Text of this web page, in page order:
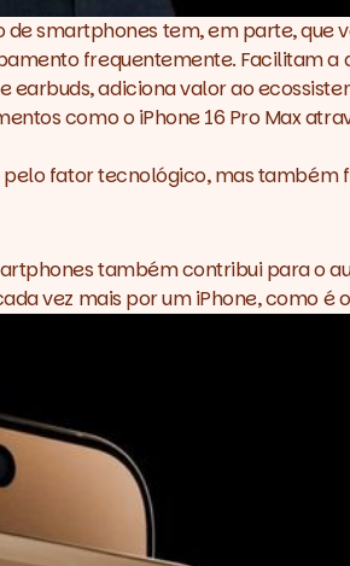
smartphones tem, em parte, que
frequentemente. Facilitam
earbuds, adiciona valor ao
como o iPhone 16 Pro Max
pelo fator tecnológico, mas
também contribui para o
vez mais por um iPhone, como é